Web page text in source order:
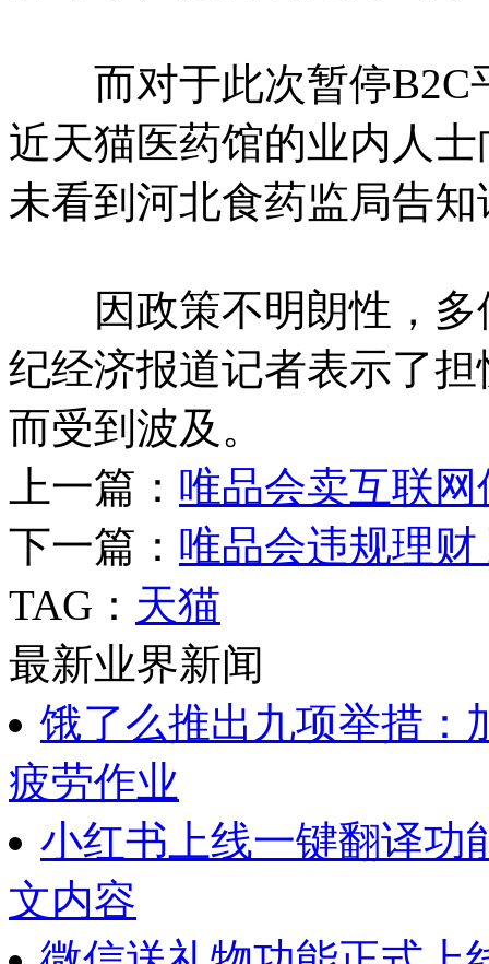
而对于此次暂停B2C
近天猫医药馆的业内人
未看到河北食药监局告
因政策不明朗性，多
纪经济报道记者表示了
而受到波及。
上一篇： 唯品会卖互联
下一篇： 唯品会违规理
TAG： 天猫
最新业界新闻
饿了么推出九项举措：
疲劳作业
小红书上线一键翻译功
文内容